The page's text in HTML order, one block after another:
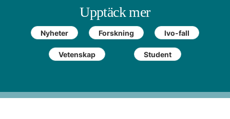
Upptäck mer
Nyheter Forskning Ivo-fall
Vetenskap Student